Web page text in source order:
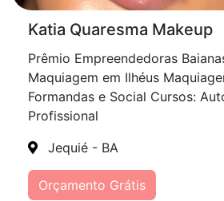
Katia Quaresma Makeup
Prêmio Empreendedoras
Maquiagem em Ilhéus
Formandas e Social Cursos:
Profissional
Jequié - BA
Orçamento Grátis